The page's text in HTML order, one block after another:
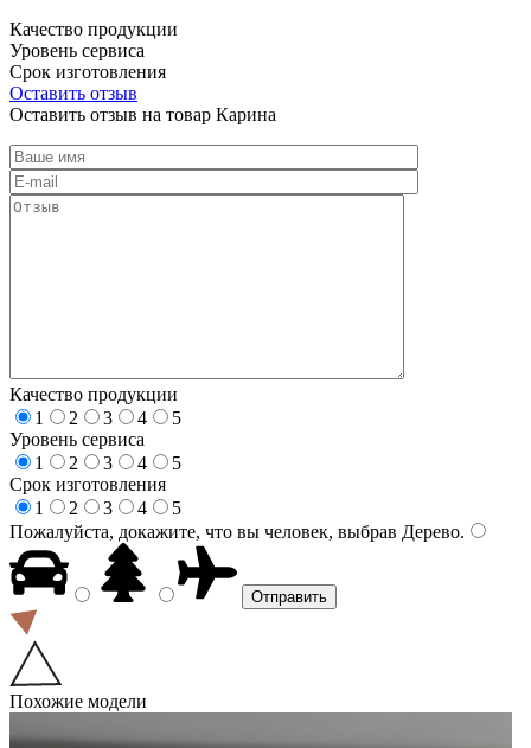
Качество продукции
Уровень сервиса
Срок изготовления
Оставить отзыв
Оставить отзыв на товар Карина
Качество продукции
1
2 3 4
5
Уровень сервиса
1
2 3 4
5
Срок изготовления
1
2 3 4
5
Пожалуйста, докажите, что вы человек, выбрав Дерево.
Похожие модели